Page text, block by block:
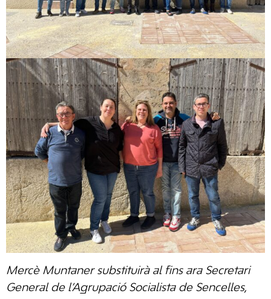
Mercè Muntaner substituirà al fins ara Secretari
General de l’Agrupació Socialista de Sencelles,